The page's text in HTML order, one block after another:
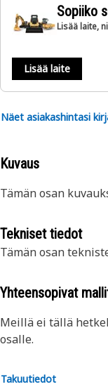
Sopiiko
Lisää laite,
Lisää laite
Näet asiakashintasi
Kuvaus
Tämän osan
Tekniset tiedot
Tämän osan
Yhteensopivat
Meillä ei tällä
osalle.
Takuutiedot